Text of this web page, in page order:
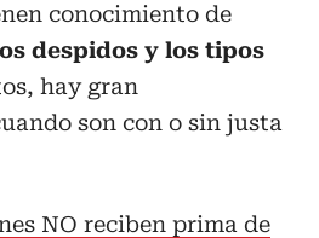
conocimiento de
despidos y los tipos
hay gran
son con o sin justa
NO reciben prima de